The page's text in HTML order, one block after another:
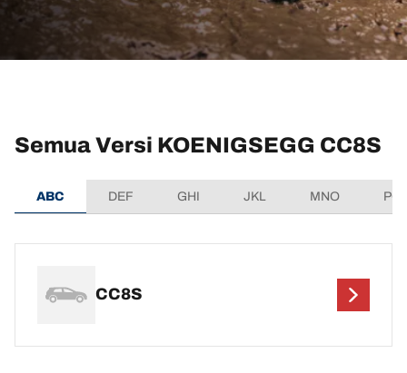
Semua Versi KOENIGSEGG CC8S
ABC DEF GHI JKL MNO
CC8S